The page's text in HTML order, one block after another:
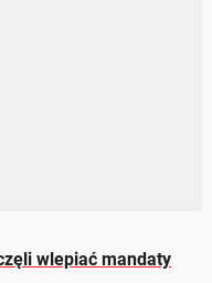
wlepiać mandaty